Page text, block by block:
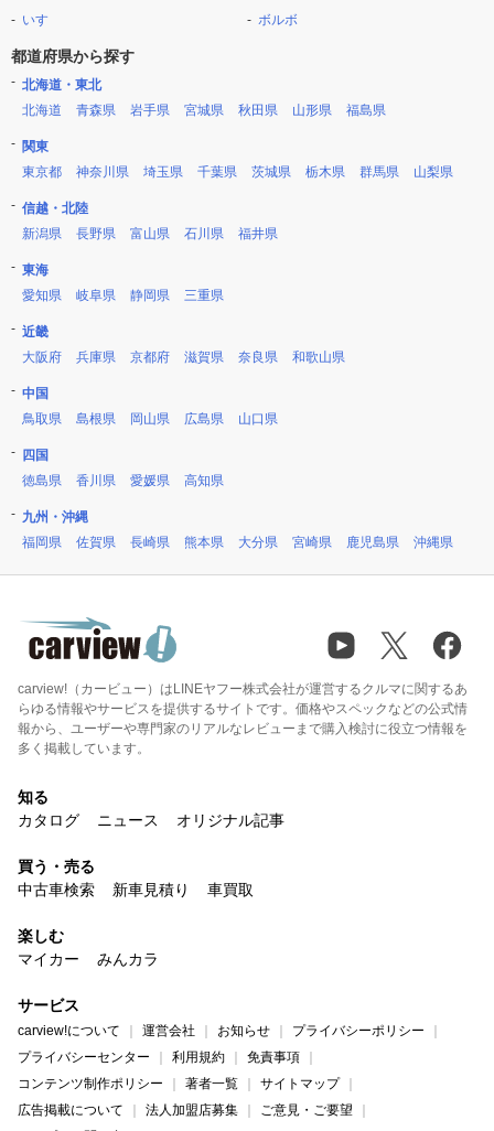
いすゞ
ボルボ
都道府県から探す
北海道・東北
北海道
青森県 岩手県 宮城県 秋田県 山形県 福島県
関東
東京都
神奈川県 埼玉県 千葉県 茨城県 栃木県 群馬県 山梨県
信越・北陸
新潟県
長野県 富山県 石川県 福井県
東海
愛知県
岐阜県 静岡県 三重県
近畿
大阪府
兵庫県 京都府 滋賀県 奈良県 和歌山県
中国
鳥取県
島根県 岡山県 広島県 山口県
四国
徳島県
香川県 愛媛県 高知県
九州・沖縄
福岡県
佐賀県 長崎県 熊本県 大分県 宮崎県 鹿児島県 沖縄県
carview!（カービュー）はLINEヤフー株式会社が運営するクルマに関するあ
らゆる情報やサービスを提供するサイトです。価格やスペックなどの公式情
報から、ユーザーや専門家のリアルなレビューまで購入検討に役立つ情報を
多く掲載しています。
知る
カタログ
ニュース オリジナル記事
買う・売る
中古車検索
新車見積り 車買取
楽しむ
マイカー
みんカラ
サービス
carview!について 運営会社 お知らせ
プライバシーポリシー
プライバシーセンター
利用規約
免責事項
コンテンツ制作ポリシー
著者一覧
サイトマップ
広告掲載について
法人加盟店募集
ご意見・ご要望